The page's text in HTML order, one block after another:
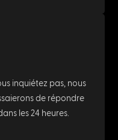
inquiétez pas, nous
de répondre
les 24 heures.